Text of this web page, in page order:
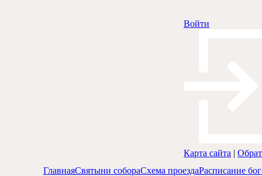
Войти
Карта сайта |
ГлавнаяСвятыни собораСхема проездаРасписание